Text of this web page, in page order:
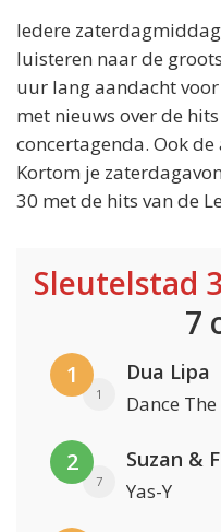
Iedere
luisteren naar de
uur lang aandacht
met nieuws over de
concertagenda. Ook
Kortom je
30 met de hits van de
Sleutelstad
7
1
1
Dua Lipa
Dance
2
7
Suzan &
Yas-Y